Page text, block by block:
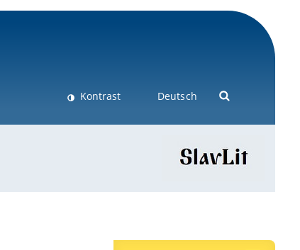
Kontrast Deutsch